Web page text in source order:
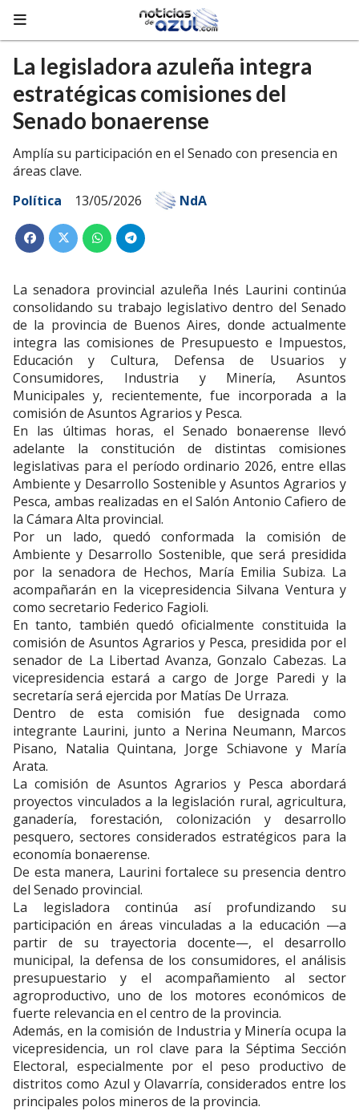
La legisladora azuleña integra
estratégicas comisiones del
Senado bonaerense
Amplía su participación en el Senado con presencia en
áreas clave.
Política
13/05/2026 NdA
La senadora provincial azuleña Inés Laurini continúa
consolidando su trabajo legislativo dentro del Senado
de la provincia de Buenos Aires, donde actualmente
integra las comisiones de Presupuesto e Impuestos,
Educación y Cultura, Defensa de Usuarios y
Consumidores, Industria y Minería, Asuntos
Municipales y, recientemente, fue incorporada a la
comisión de Asuntos Agrarios y Pesca.
En las últimas horas, el Senado bonaerense llevó
adelante la constitución de distintas comisiones
legislativas para el período ordinario 2026, entre ellas
Ambiente y Desarrollo Sostenible y Asuntos Agrarios y
Pesca, ambas realizadas en el Salón Antonio Cafiero de
la Cámara Alta provincial.
Por un lado, quedó conformada la comisión de
Ambiente y Desarrollo Sostenible, que será presidida
por la senadora de Hechos, María Emilia Subiza. La
acompañarán en la vicepresidencia Silvana Ventura y
como secretario Federico Fagioli.
En tanto, también quedó oficialmente constituida la
comisión de Asuntos Agrarios y Pesca, presidida por el
senador de La Libertad Avanza, Gonzalo Cabezas. La
vicepresidencia estará a cargo de Jorge Paredi y la
secretaría será ejercida por Matías De Urraza.
Dentro de esta comisión fue designada como
integrante Laurini, junto a Nerina Neumann, Marcos
Pisano, Natalia Quintana, Jorge Schiavone y María
Arata.
La comisión de Asuntos Agrarios y Pesca abordará
proyectos vinculados a la legislación rural, agricultura,
ganadería, forestación, colonización y desarrollo
pesquero, sectores considerados estratégicos para la
economía bonaerense.
De esta manera, Laurini fortalece su presencia dentro
del Senado provincial.
La legisladora continúa así profundizando su
participación en áreas vinculadas a la educación —a
partir de su trayectoria docente—, el desarrollo
municipal, la defensa de los consumidores, el análisis
presupuestario y el acompañamiento al sector
agroproductivo, uno de los motores económicos de
fuerte relevancia en el centro de la provincia.
Además, en la comisión de Industria y Minería ocupa la
vicepresidencia, un rol clave para la Séptima Sección
Electoral, especialmente por el peso productivo de
distritos como Azul y Olavarría, considerados entre los
principales polos mineros de la provincia.